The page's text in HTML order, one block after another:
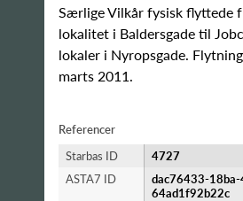
Særlige Vilkår fysisk flyttede
lokalitet i Baldersgade til
lokaler i Nyropsgade.
marts 2011.
Referencer
Starbas ID
4727
ASTA7 ID
dac76433-
64ad1f92b22c